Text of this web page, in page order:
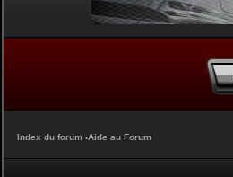
Index du forum ‹Aide au Forum